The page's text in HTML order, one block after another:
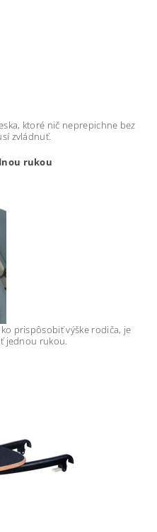
ktoré nič neprepichne bez
zvládnuť.
rukou
prispôsobiť výške rodiča, je
jednou rukou.